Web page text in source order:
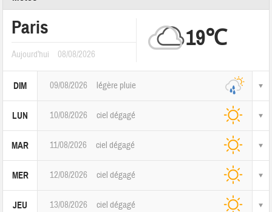
Paris
Aujourd'hui 08/08/2026
19℃
DIM 09/08/2026 légère pluie
LUN 10/08/2026 ciel dégagé
MAR 11/08/2026 ciel dégagé
MER 12/08/2026 ciel dégagé
JEU 13/08/2026 ciel dégagé